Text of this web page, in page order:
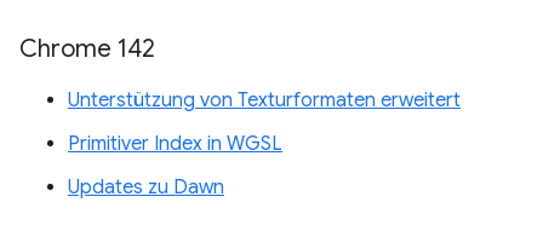
Chrome 142
Unterstützung von Texturformaten erweitert
Primitiver Index in WGSL
Updates zu Dawn